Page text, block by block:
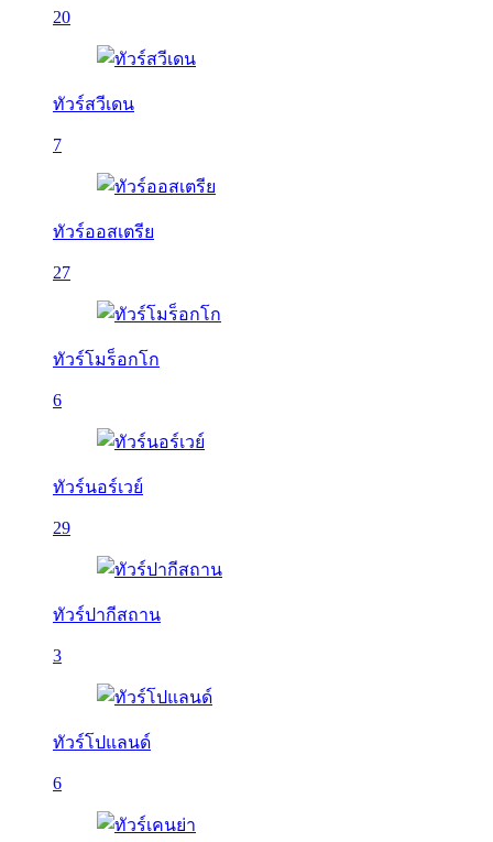
20
ทัวร์สวีเดน
7
ทัวร์ออสเตรีย
27
ทัวร์โมร็อกโก
6
ทัวร์นอร์เวย์
29
ทัวร์ปากีสถาน
3
ทัวร์โปแลนด์
6